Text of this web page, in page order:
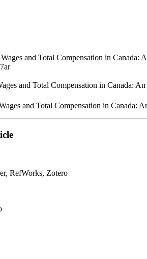
and Total Compensation in Canada:
and Total Compensation in Canada:
and Total Compensation in Canada:
RefWorks, Zotero